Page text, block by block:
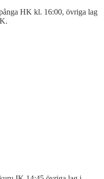
HK kl. 16:00, övriga lag